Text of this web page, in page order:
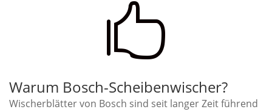

Warum Bosch-Scheibenwischer?
Wischerblätter von Bosch sind seit langer Zeit führend